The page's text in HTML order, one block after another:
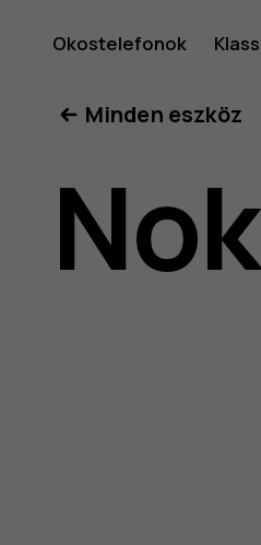
G21
Okostelefonok
Minden eszköz